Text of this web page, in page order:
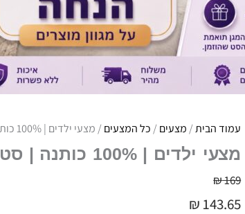
עמוד הבית/ מצעים / כל המצעים / מצעי ילדים | 100% כותנה | סטיץ מאושר
מצעי ילדים | 100% כותנה | סטיץ מאושר
₪169
₪ 143.65